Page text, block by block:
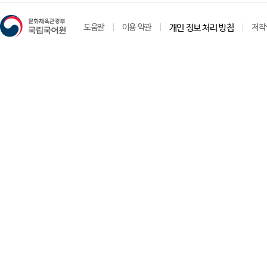
도움말 이용 약관 개인 정보 처리 방침 저